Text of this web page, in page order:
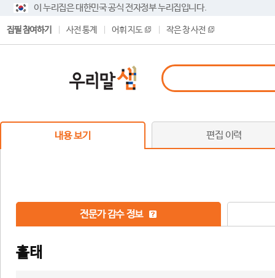
이 누리집은 대한민국 공식 전자정부 누리집입니다.
집필 참여하기 사전 통계 어휘 지도 작은 창 사전
내용 보기 편집 이력
전문가 감수 정보
홀태